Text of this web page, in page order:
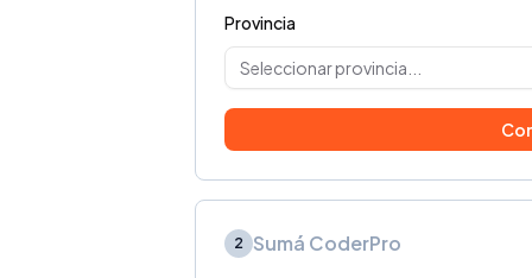
Provincia
Seleccionar provincia...
2 Sumá CoderPro